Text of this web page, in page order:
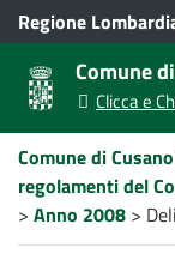
VAI
Regione
metropolitana di
Comune
Clicca e
Percorso
a
"briciole
pane"
Comune di
regolamenti del
> Anno 2008 >